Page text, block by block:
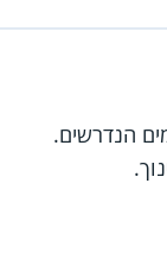
הנדרשים.